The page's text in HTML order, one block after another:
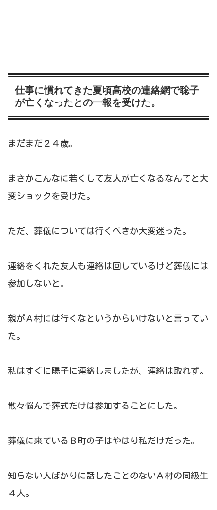
仕事に慣れてきた夏頃高校の連絡網で聡子
が亡くなったとの一報を受けた。
まだまだ２４歳。
まさかこんなに若くして友人が亡くなるなんてと大
変ショックを受けた。
ただ、葬儀については行くべきか大変迷った。
連絡をくれた友人も連絡は回しているけど葬儀には
参加しないと。
親がＡ村には行くなというからいけないと言ってい
た。
私はすぐに陽子に連絡しましたが、連絡は取れず。
散々悩んで葬式だけは参加することにした。
葬儀に来ているＢ町の子はやはり私だけだった。
知らない人ばかりに話したことのないＡ村の同級生
４人。